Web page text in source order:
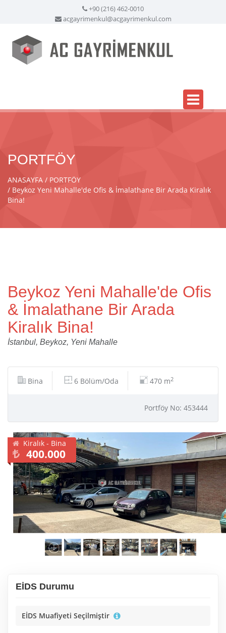
+90 (216) 462-0010
acgayrimenkul@acgayrimenkul.com
PORTFÖY
ANASAYFA
PORTFÖY
Beykoz Yeni Mahalle'de Ofis & İmalathane Bir Arada Kiralık
Bina!
Beykoz Yeni Mahalle'de Ofis
& İmalathane Bir Arada
Kiralık Bina!
İstanbul, Beykoz, Yeni Mahalle
Bina 6 Bölüm/Oda 470 m2
Portföy No: 453444
Kiralık - Bina
400.000
EİDS Durumu
EİDS Muafiyeti Seçilmiştir